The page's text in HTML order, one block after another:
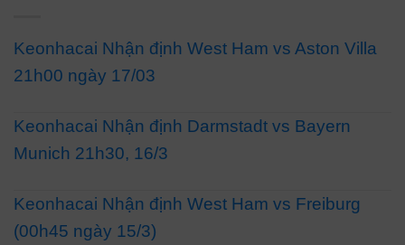
Keonhacai Nhận định West Ham vs Aston Villa
21h00 ngày 17/03
Keonhacai Nhận định Darmstadt vs Bayern
Munich 21h30, 16/3
Keonhacai Nhận định West Ham vs Freiburg
(00h45 ngày 15/3)